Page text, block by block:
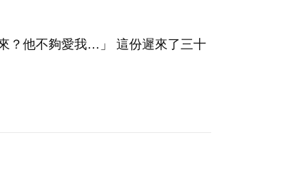
？他不夠愛我…」 這份遲來了三十